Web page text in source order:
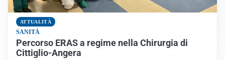
ATTUALITÀ
SANITÀ
Percorso ERAS a regime nella Chirurgia di
Cittiglio-Angera